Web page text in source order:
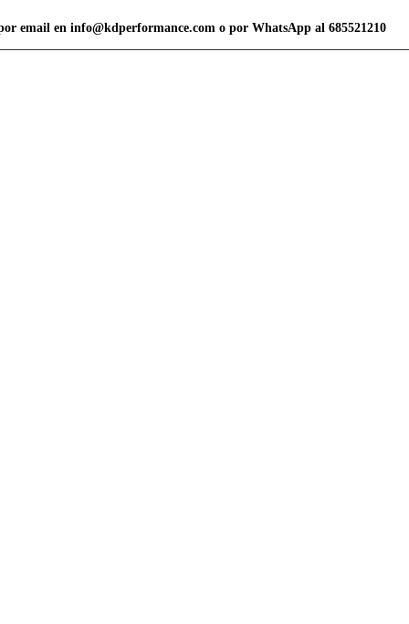
email en info@kdperformance.com o por WhatsApp al 685521210